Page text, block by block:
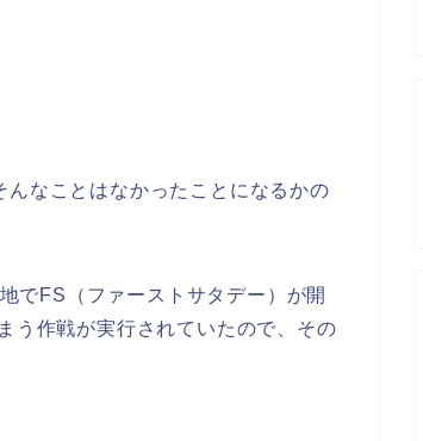
なことはなかったことになるかの
でFS（ファーストサタデー）が開
う作戦が実行されていたので、その